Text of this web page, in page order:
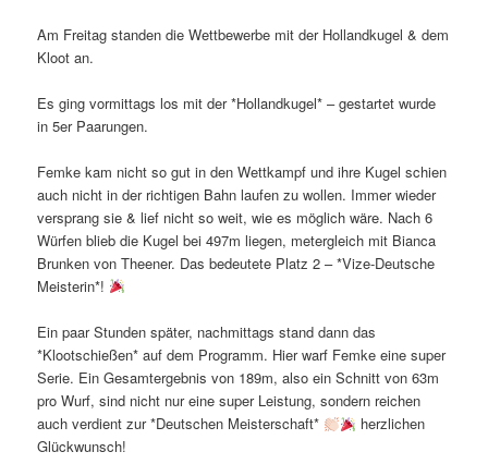
Am Freitag standen die Wettbewerbe mit der Hollandkugel & dem
Kloot an.
Es ging vormittags los mit der *Hollandkugel* – gestartet wurde
in 5er Paarungen.
Femke kam nicht so gut in den Wettkampf und ihre Kugel schien
auch nicht in der richtigen Bahn laufen zu wollen. Immer wieder
versprang sie & lief nicht so weit, wie es möglich wäre. Nach 6
Würfen blieb die Kugel bei 497m liegen, metergleich mit Bianca
Brunken von Theener. Das bedeutete Platz 2 – *Vize-Deutsche
Meisterin*!
Ein paar Stunden später, nachmittags stand dann das
*Klootschießen* auf dem Programm. Hier warf Femke eine super
Serie. Ein Gesamtergebnis von 189m, also ein Schnitt von 63m
pro Wurf, sind nicht nur eine super Leistung, sondern reichen
auch verdient zur *Deutschen Meisterschaft*
herzlichen
Glückwunsch!